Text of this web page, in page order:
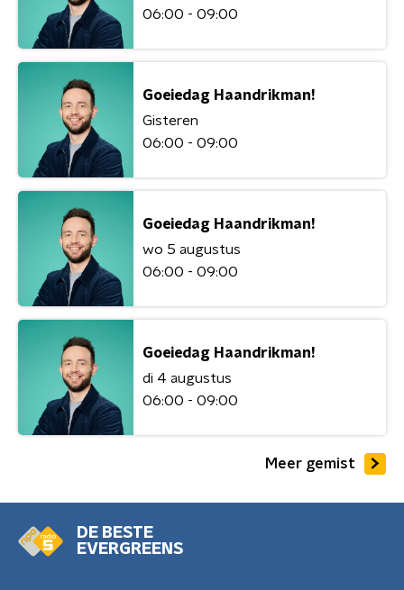
06:00 - 09:00
Goeiedag Haandrikman!
Gisteren
06:00 - 09:00
Goeiedag Haandrikman!
wo 5 augustus
06:00 - 09:00
Goeiedag Haandrikman!
di 4 augustus
06:00 - 09:00
Meer gemist
DE BESTE
EVERGREENS